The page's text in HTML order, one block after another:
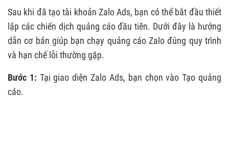
Sau khi đã tạo tài khoản Zalo Ads, bạn có thể bắt đầu thiết
lập các chiến dịch quảng cáo đầu tiên. Dưới đây là hướng
dẫn cơ bản giúp bạn chạy quảng cáo Zalo đúng quy trình
và hạn chế lỗi thường gặp.
Bước 1: Tại giao diện Zalo Ads, bạn chọn vào Tạo quảng
cáo.